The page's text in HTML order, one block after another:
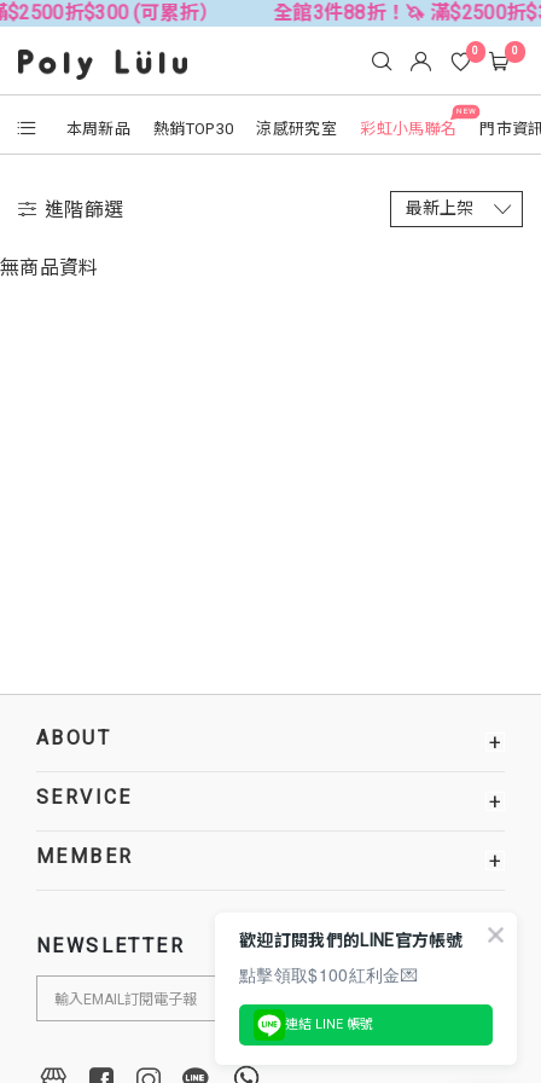
折$300 (可累折） 全館3件88折！🦄 滿$2500折
本周新品 熱銷TOP30 涼感研究室
NEW
彩虹小馬聯名 門市資
0 0
進階篩選
無商品資料
ABOUT +
SERVICE +
MEMBER +
NEWSLETTER 歡迎訂閱我們的LINE官方帳號
點擊領取$100紅利金💌
連結 LINE 帳號